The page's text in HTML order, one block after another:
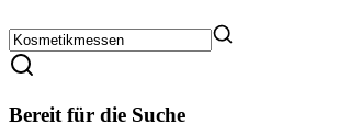
Bereit für die Suche